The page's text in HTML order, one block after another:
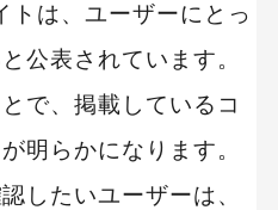
トは、ユーザーにとっ
公表されています。
で、掲載しているコ
明らかになります。
したいユーザーは、